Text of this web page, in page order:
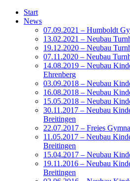
Start
News
07.09.2021 – Humboldt
13.02.2021 – Neubau
19.12.2020 – Neubau
07.11.2020 – Neubau
14.08.2019 – Neubau
Ehrenberg
03.09.2018 – Neubau
16.08.2018 – Neubau
15.05.2018 – Neubau
30.11.2017 – Neubau
Breitingen
22.07.2017 – Freies
11.05.2017 – Neubau
Breitingen
15.04.2017 – Neubau
19.11.2016 – Neubau
Breitingen